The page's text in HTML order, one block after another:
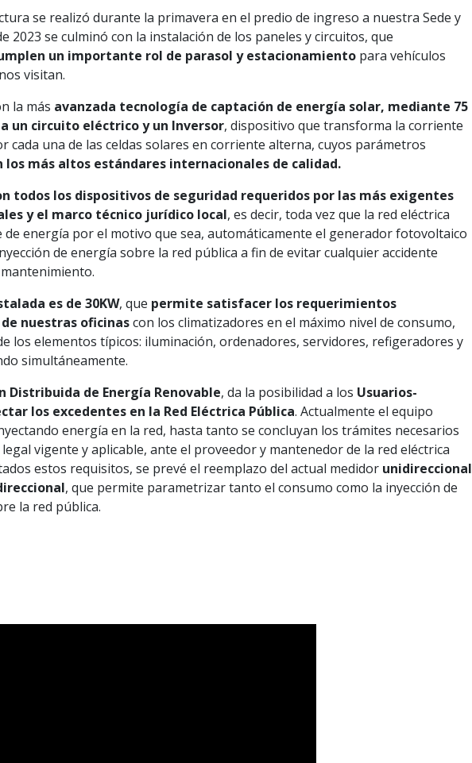
se realizó durante la primavera en el predio de ingreso a nuestra Sede y
2023 se culminó con la instalación de los paneles y circuitos, que
un importante rol de parasol y estacionamiento para vehículos
visitan.
la más avanzada tecnología de captación de energía solar, mediante 75
un circuito eléctrico y un Inversor, dispositivo que transforma la corriente
cada una de las celdas solares en corriente alterna, cuyos parámetros
los más altos estándares internacionales de calidad.
todos los dispositivos de seguridad requeridos por las más exigentes
y el marco técnico jurídico local, es decir, toda vez que la red eléctrica
energía por el motivo que sea, automáticamente el generador fotovoltaico
de energía sobre la red pública a fin de evitar cualquier accidente
es de 30KW, que permite satisfacer los requerimientos
nuestras oficinascon los climatizadores en el máximo nivel de consumo,
los elementos típicos: iluminación, ordenadores, servidores, refigeradores y
simultáneamente.
Distribuida de Energía Renovable, da la posibilidad a los Usuarios-
los excedentes en la Red Eléctrica Pública. Actualmente el equipo
energía en la red, hasta tanto se concluyan los trámites necesarios
vigente y aplicable, ante el proveedor y mantenedor de la red eléctrica
estos requisitos, se prevé el reemplazo del actual medidor unidireccional
, que permite parametrizar tanto el consumo como la inyección de
la red pública.